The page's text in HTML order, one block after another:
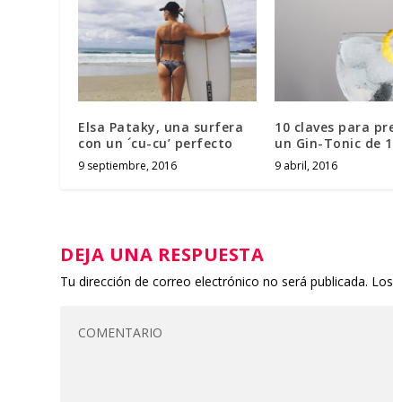
Elsa Pataky, una surfera
con un ´cu-cu’ perfecto
9 septiembre, 2016
10 claves para
un Gin-Tonic de
9 abril, 2016
DEJA UNA RESPUESTA
Tu dirección de correo electrónico no será publicada.